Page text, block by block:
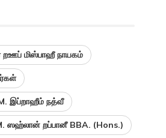
றஊப் மிஸ்பாஹீ நாயகம்
இப்றாஹீம் நத்வீ
ஸஹ்லான் றப்பானீ BBA. (Hons.)